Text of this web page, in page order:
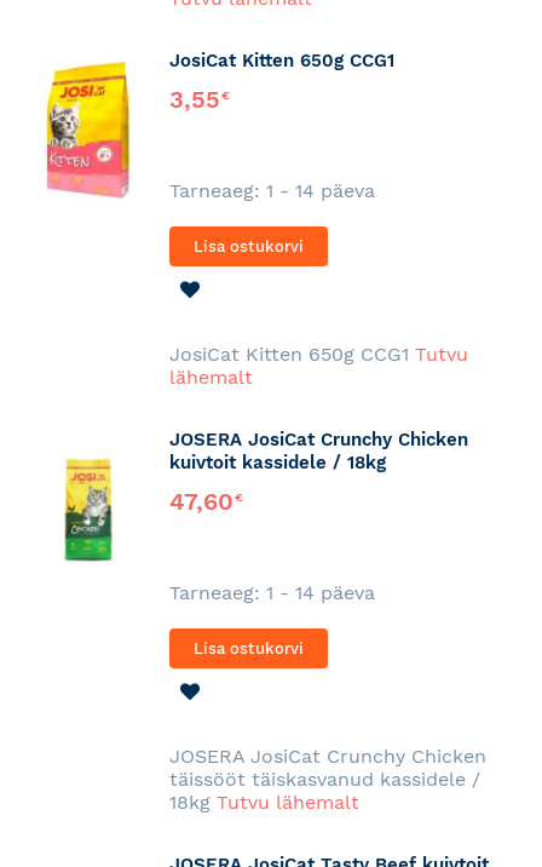
JosiCat Kitten 650g CCG1
3,55€
Tarneaeg: 1 - 14 päeva
Lisa ostukorvi
JosiCat Kitten 650g CCG1 Tutvu
lähemalt
JOSERA JosiCat Crunchy Chicken
kuivtoit kassidele / 18kg
47,60€
Tarneaeg: 1 - 14 päeva
Lisa ostukorvi
JOSERA JosiCat Crunchy Chicken
täissööt täiskasvanud kassidele /
18kg Tutvu lähemalt